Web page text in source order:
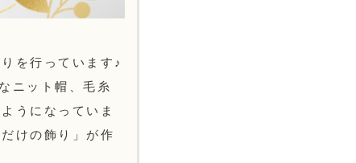
を行っています♪
ニット帽、毛糸
うになっていま
けの飾り」が作